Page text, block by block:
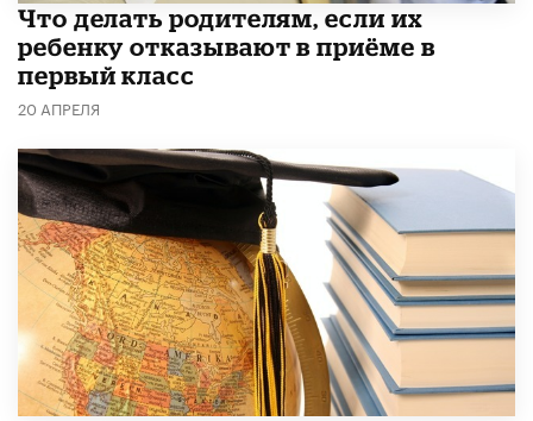
Что делать родителям, если их
ребенку отказывают в приёме в
первый класс
20 АПРЕЛЯ